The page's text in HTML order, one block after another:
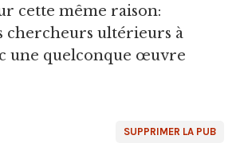
cette même raison:
chercheurs ultérieurs à
une quelconque œuvre
SUPPRIMER LA PUB